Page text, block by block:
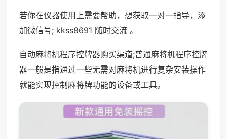
若你在仪器使用上需要帮助，想获取一对一指导，添
加微信号; kkss8691 随时交流 。
自动麻将机程序控牌器购买渠道;普通麻将机程序控牌
器一般是指通过一些无需对麻将机进行复杂安装操作
就能实现控制麻将牌功能的设备或工具。